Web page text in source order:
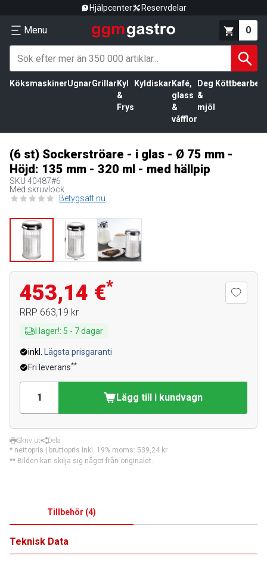
Hjälpcenter Reservdelar
Menu 0
KöksmaskinerUgnarGrillar Kyl
&
Frys
Kyldiskar Kafé,
glass
&
våfflor
Deg
&
mjöl
(6 st) Sockerströare - i glas - Ø 75 mm -
Höjd: 135 mm - 320 ml - med hällpip
SKU 40487#6
Med skruvlock
Betygsätt nu
453,14 €*
RRP 663,19 kr
I lager!: 5 - 7dagar
inkl.
Lägsta prisgaranti
Fri leverans**
Lägg till i kundvagn
Skriv ut
Dela
* nettopris | bruttopris inkl. 19% moms: 539,24 kr
** Bilden kan skilja sig något från originalet.
Tillbehör (4)
Teknisk Data